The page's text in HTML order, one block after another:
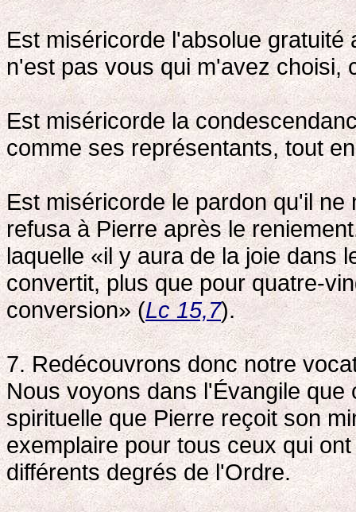
Est miséricorde l'absolue
n'est pas vous qui m'avez choisi,
Est miséricorde la
comme ses représentants, tout
Est miséricorde le pardon qu'il
refusa à Pierre après le
laquelle «il y aura de la joie dans
convertit, plus que pour quatre-
conversion» (Lc 15,7).
7. Redécouvrons donc notre
Nous voyons dans l'Évangile
spirituelle que Pierre reçoit son
exemplaire pour tous ceux qui
différents degrés de l'Ordre.